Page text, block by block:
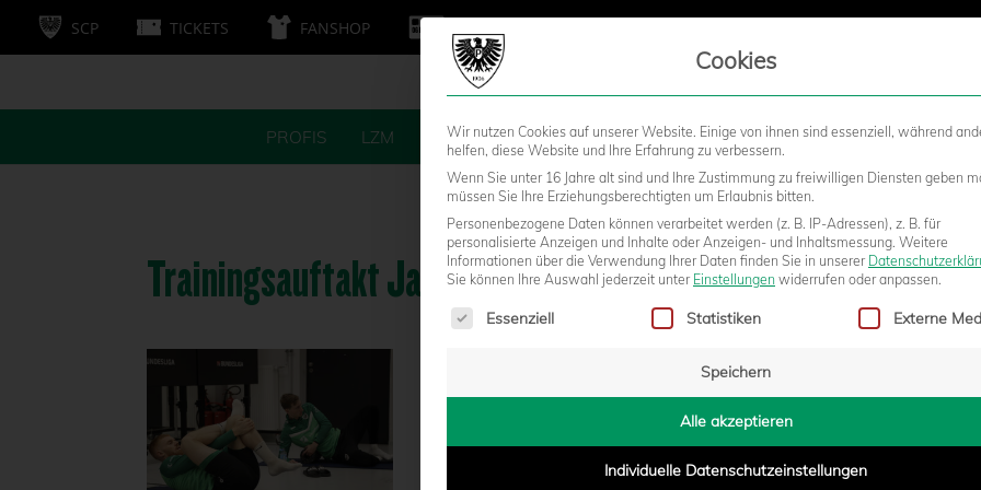
SCP TICKETS FANSHOP
PROFIS LZM FANS STADION BUSINESS KIDS
Trainingsauftakt Januar 2025
Cookies
Wir nutzen Cookies auf unserer Website. Einige von ihnen sind essenziell, während
helfen, diese Website und Ihre Erfahrung zu verbessern.
Wenn Sie unter 16 Jahre alt sind und Ihre Zustimmung zu freiwilligen Diensten geben
müssen Sie Ihre Erziehungsberechtigten um Erlaubnis bitten.
Personenbezogene Daten können verarbeitet werden (z. B. IP-Adressen), z. B. für
personalisierte Anzeigen und Inhalte oder Anzeigen- und Inhaltsmessung. Weitere
Informationen über die Verwendung Ihrer Daten finden Sie in unserer
Sie können Ihre Auswahl jederzeit unter Einstellungen widerrufen oder anpassen.
Es folgt eine Liste der Service-Gruppen, für die eine Einwilligung erteilt
Essenziell Statistiken Externe
Speichern
Alle akzeptieren
Individuelle Datenschutzeinstellungen